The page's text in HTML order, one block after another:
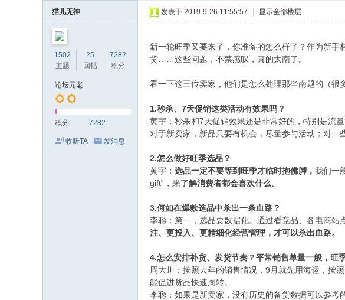
猫儿无神
1502
主题
25
回帖
7282
积分
论坛元老
积分 7282
收听TA 发消息
发表于 2019-9-26 11:55:57 显示全部楼层
新一轮旺季又要来了，你准备的怎么样了？作为新
货 ……这些问题，不禁感叹，真的太南了。
看一下这三位卖家，他们是怎么处理那些南题的（很
1.秒杀、7天促销这类活动有效果吗？
黄宇：秒杀和7天促销效果还是非常好的，特别是流
对于新卖家，新品只要有机会，尽量参与活动；对一
2.怎么做好旺季选品？
黄宇： 选品一定不要等到旺季才临时抱佛脚， 我们一
gift”，来了解消费者都会喜欢什么。
3.何如在爆款选品中杀出一条血路？
李聪：第一，选品要数据化。通过看竞品、各电商站
注、更投入、更精细化经营管理，才可以杀出血路。
4.怎么安排补货、发货节奏？平常销售单量一般，旺
周大川：按照去年的销售情况， 9月就先用海运，按
能促进货品快速周转。
李聪：如果是新卖家，没有历史的备货数据可以参考